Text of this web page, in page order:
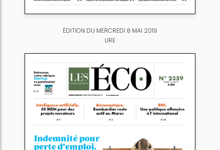
ÉDITION DU MERCREDI 8 MAI 2019
LIRE